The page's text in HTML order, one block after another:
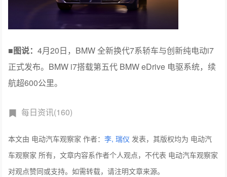
■图说：4月20日，BMW 全新换代7系轿车与创新纯电动i7
正式发布。BMW i7搭载第五代 BMW eDrive 电驱系统，续
航超600公里。
每日资讯(160)
本文由 电动汽车观察家 作者：李, 瑞仪 发表，其版权均为 电动汽
车观察家 所有，文章内容系作者个人观点，不代表 电动汽车观察家
对观点赞同或支持。如需转载，请注明文章来源。